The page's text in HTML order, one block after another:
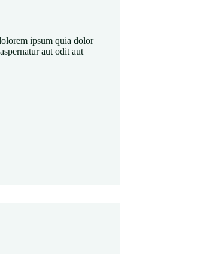
ipsum quia dolor
aut odit aut